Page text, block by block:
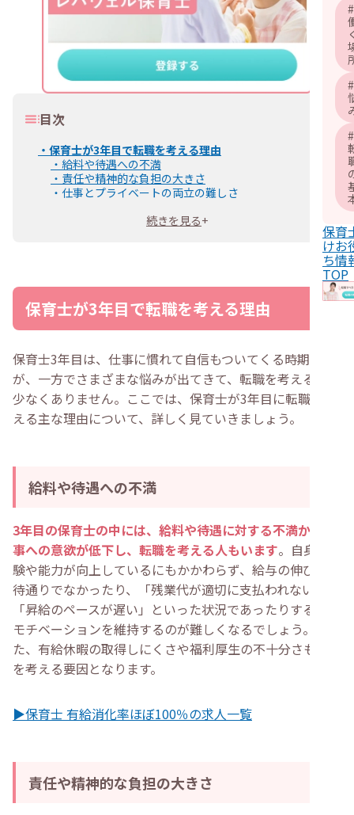
#
#
#
保育
けお
ち情
TOP
目次
・ 保育士が3年目で転職を考える理由
・ 給料や待遇への不満
・ 責任や精神的な負担の大きさ
・ 仕事とプライベートの両立の難しさ
キャリアアップに対する不安や葛藤
・新しい人間関係を一から築く必要がある
・保育方針や行事を覚え直す必要がある
・保育士が3年目の転職を迷ったときの対処法
・ 将来も今の職場で働けそうか検討する
・働き方と条件面のバランスを見つめ直す
・やりたい保育や学びたい領域を考える
・ 信頼できる人にアドバイスを求める
・ 上司や園長に現状を改善できるか相談する
・心身の不調がある場合は健康を優先する
・ 見学や面接で職場の雰囲気をチェックする
・退職理由は前向きな内容に変換する
保育士の3年目の転職に関してよくある質問
・保育士3年目で仕事ができないと転職は難しいです
か？
・保育士3年目で目標が見えない場合は転職を考えるべ
きですか？
・ まとめ
続きを見る+
保育士が3年目で転職を考える理由
保育士3年目は、仕事に慣れて自信もついてくる時期です
が、一方でさまざまな悩みが出てきて、転職を考える人も
少なくありません。ここでは、保育士が3年目に転職を考
える主な理由について、詳しく見ていきましょう。
給料や待遇への不満
3年目の保育士の中には、給料や待遇に対する不満から仕
事への意欲が低下し、転職を考える人もいます。自身の経
験や能力が向上しているにもかかわらず、給与の伸びが期
待通りでなかったり、「残業代が適切に支払われない」
「昇給のペースが遅い」といった状況であったりすると、
モチベーションを維持するのが難しくなるでしょう。ま
た、有給休暇の取得しにくさや福利厚生の不十分さも転職
を考える要因となります。
▶保育士 有給消化率ほぼ100％の求人一覧
責任や精神的な負担の大きさ